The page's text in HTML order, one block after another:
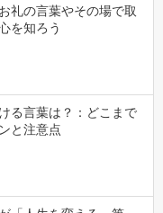
礼の言葉やその場で取
を知ろう
る言葉は？：どこまで
と注意点